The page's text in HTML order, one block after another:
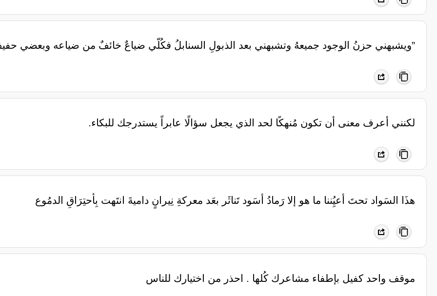
”ويشبهني حزنُ الوجود جميعهُ ‏وتشبهني بعد الذبولِ السنابلُ ‏فكُلّي ضياعٌ خائفٌ من ضياعه ‏وبعضي
لكنني أعرف معنى أن تكون مُنهكًا لحد الذي يجعل سؤالًا عابراً يستدرجك للبكاء.
هذَا السَواد تحتَ أعيُِننا ما هو إلا رَمادُ أسَود تَناثَر بعَد معركةِ نِيرانٍ داميةَ انتَهت بِأحتِرَاقِ الدمُوع
موقف واحد كفيل بإطفاء مشاعرك كُلها . احذر من اختيارك للناس